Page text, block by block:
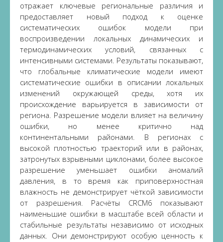
отражает ключевые региональные различия и
предоставляет новый подход к оценке
систематических ошибок модели при
воспроизведении локальных динамических и
термодинамических условий, связанных с
интенсивными системами. Результаты показывают,
что глобальные климатические модели имеют
систематические ошибки в описании локальных
изменений окружающей среды, хотя их
происхождение варьируется в зависимости от
региона. Разрешение модели влияет на величину
ошибки, но менее критично над
континентальными районами. В регионах с
высокой плотностью траекторий или в районах,
затронутых взрывными циклонами, более высокое
разрешение уменьшает ошибки аномалий
давления, в то время как приповерхностная
влажность не демонстрирует чёткой зависимости
от разрешения. Расчёты CRCM6 показывают
наименьшие ошибки в масштабе всей области и
стабильные результаты независимо от исходных
данных. Они демонстрируют особую ценность к